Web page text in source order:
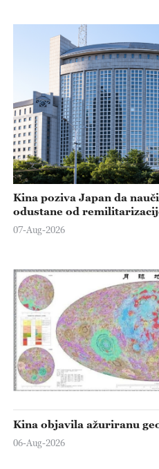
Kina poziva Japan da
odustane od
07-Aug-2026
Kina objavila ažuriranu
06-Aug-2026